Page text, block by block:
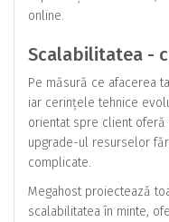
online.
Scalabilitatea -
Pe măsură ce afacerea
iar cerințele tehnice
orientat spre client
upgrade-ul resurselor
complicate.
Megahost proiectează
scalabilitatea în minte,